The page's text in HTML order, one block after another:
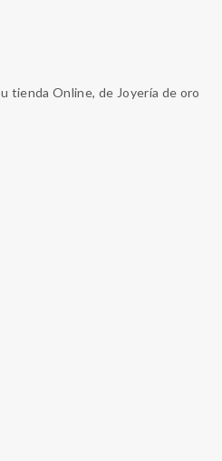
tienda Online, de Joyería de oro